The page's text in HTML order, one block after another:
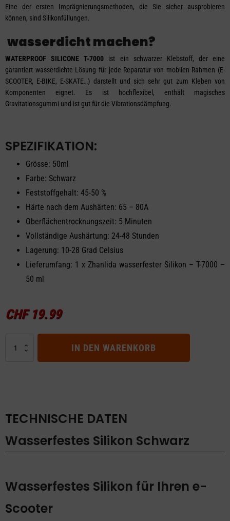
Eine der ersten Imprägnierungsmethoden, die Sie sicher ausprobieren
können, sind Silikonfüllungen.
wasserdicht machen?
WATERPROOF SILICONE T-7000 ist ein schwarzer Klebstoff, der eine
garantiert wasserdichte Lösung für jede Reparatur von mobilen Rahmen (E-
SCOOTER, E-BIKE, E-SKATE…) darstellt und sich sehr gut zum Kleben von
Komponenten eignet. Es ist hochflexibel, enthält magisches
Gravitationsgummi und ist gut für die Vibrationsdämpfung.
SPEZIFIKATION:
Grösse: 50ml
Farbe: Schwarz
Feststoffgehalt: 45-50 %
Härte nach dem Aushärten: 65 – 80A
Oberflächentrocknungszeit: 5 Minuten
Vollständige Aushärtung: 24-48 Stunden
Lagerung: 10-28 Grad Celsius
Lieferumfang: 1 x Zhanlida wasserfester Silikon – T-7000 –
50 ml
CHF19.99
Wasserfestes
IN DEN WARENKORB
TECHNISCHE DATEN
Wasserfestes Silikon Schwarz
Wasserfestes Silikon für Ihren e-
Scooter